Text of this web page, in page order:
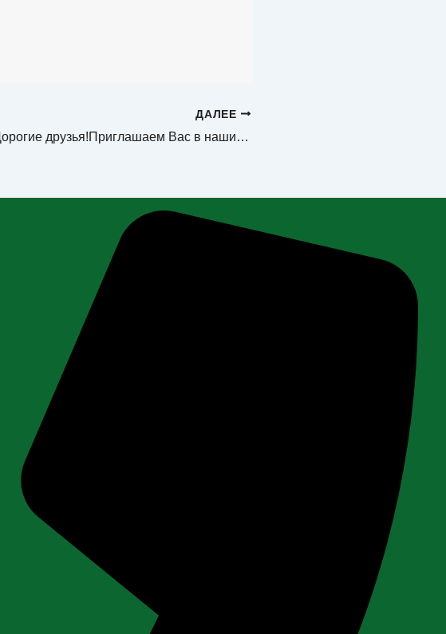
ДАЛЕЕ
Дорогие друзья!Приглашаем Вас в наши парки!#ЦентральныйГородскойПарк #ПаркКостин…